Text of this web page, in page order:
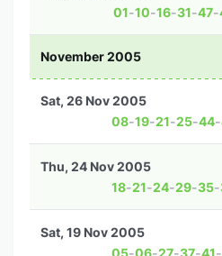
01-10-16-31-47-
November 2005
08-19-21-25-44-
Sat, 26 Nov 2005
18-21-24-29-35-
Thu, 24 Nov 2005
05-06-27-37-41-
Sat, 19 Nov 2005